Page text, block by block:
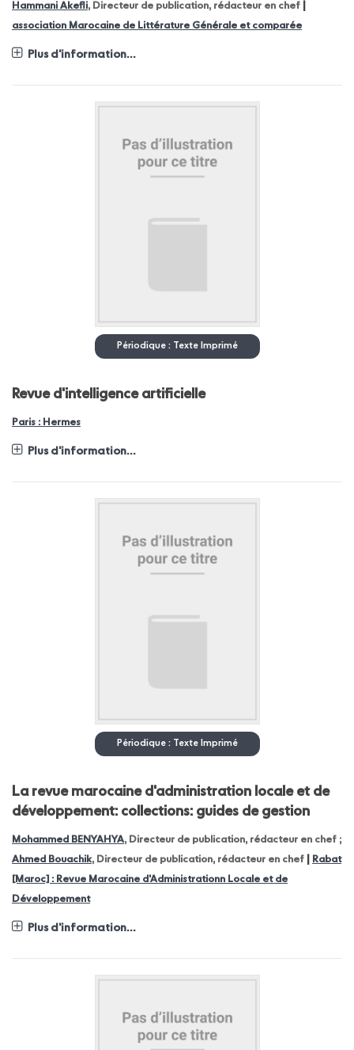
Hammani Akefli, Directeur de publication, rédacteur en chef
association Marocaine de Littérature Générale et comparée
Plus d'information...
Périodique : Texte Imprimé
Revue d'intelligence artificielle
Paris : Hermes
Plus d'information...
Périodique : Texte Imprimé
La revue marocaine d'administration locale et de
développement: collections: guides de gestion
Mohammed BENYAHYA, Directeur de publication, rédacteur en chef ;
Ahmed Bouachik, Directeur de publication, rédacteur en chef
Rabat
[Maroc] : Revue Marocaine d'Administrationn Locale et de
Développement
Plus d'information...